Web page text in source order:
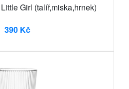
Girl (talíř,miska,hrnek)
390 Kč